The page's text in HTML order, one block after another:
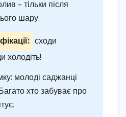
– тільки після
шару.
сходи
холодіть!
молоді саджанці
хто забуває про